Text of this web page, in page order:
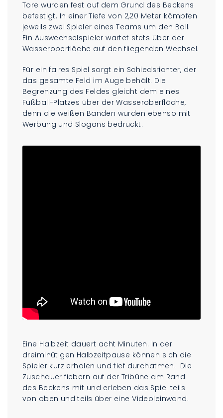
Tore wurden fest auf dem Grund des Beckens
befestigt. In einer Tiefe von 2,20 Meter kämpfen
jeweils zwei Spieler eines Teams um den Ball.
Ein Auswechselspieler wartet stets über der
Wasseroberfläche auf den fliegenden Wechsel.
Für ein faires Spiel sorgt ein Schiedsrichter, der
das gesamte Feld im Auge behält. Die
Begrenzung des Feldes gleicht dem eines
Fußball-Platzes über der Wasseroberfläche,
denn die weißen Banden wurden ebenso mit
Werbung und Slogans bedruckt.
Eine Halbzeit dauert acht Minuten. In der
dreiminütigen Halbzeitpause können sich die
Spieler kurz erholen und tief durchatmen. Die
Zuschauer fiebern auf der Tribüne am Rand
des Beckens mit und erleben das Spiel teils
von oben und teils über eine Videoleinwand.